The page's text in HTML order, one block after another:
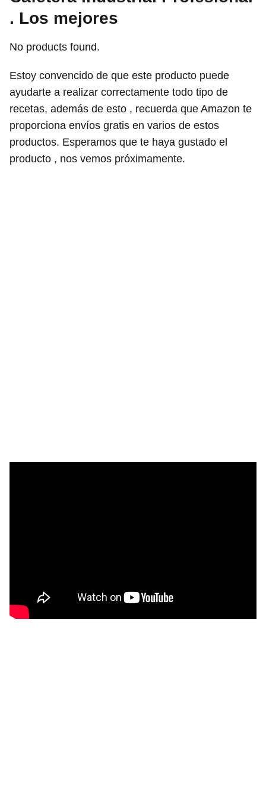
. Los mejores
No products found.
Estoy convencido de que este producto puede
ayudarte a realizar correctamente todo tipo de
recetas, además de esto , recuerda que Amazon te
proporciona envíos gratis en varios de estos
productos. Esperamos que te haya gustado el
producto , nos vemos próximamente.